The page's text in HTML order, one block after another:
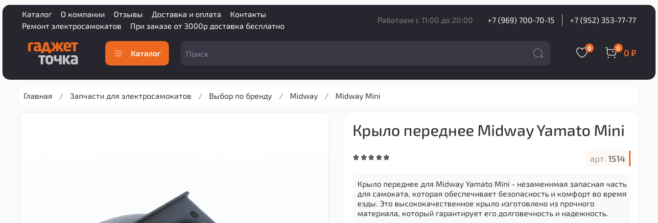
Каталог О компании Отзывы Доставка и оплата
Контакты
Ремонт электросамокатов
При заказе от 3000р доставка бесплатно
Работаем с 11:00 до 20:00 +7 (969) 700-70-15 +7 (952) 353-77-77
Каталог
0 0 0 ₽
Главная Запчасти для электросамокатов Выбор по бренду Midway Midway Mini
арт. 1514
Крыло переднее Midway Yamato Mini
Крыло переднее для Midway Yamato Mini - незаменимая запасная часть
для самоката, которая обеспечивает безопасность и комфорт во время
езды. Это высококачественное крыло изготовлено из прочного
материала, который гарантирует его долговечность и надежность.